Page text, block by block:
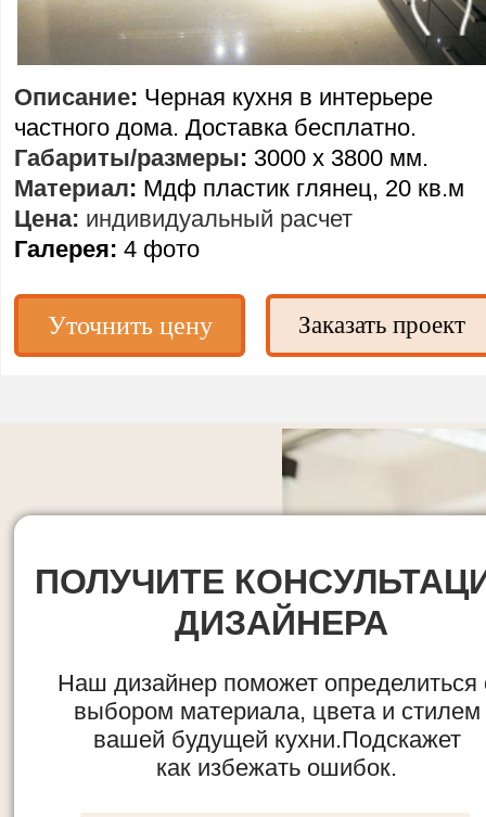
ПОЛУЧИТЕ
ДИЗАЙНЕРА
Наш дизайнер поможет определиться
выбором материала, цвета и стилем
вашей будущей кухни.Подскажет
как избежать ошибок.
Заказать проект
Описание: Черная кухня в интерьере
частного дома. Доставка бесплатно.
Габариты/размеры: 3000 х 3800 мм.
Материал: Мдф пластик глянец, 20 кв.м
Цена: индивидуальный расчет
Галерея: 4 фото
Уточнить цену